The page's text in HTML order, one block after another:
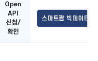
Open
API
신청/
확인
스마트팜 빅데이터